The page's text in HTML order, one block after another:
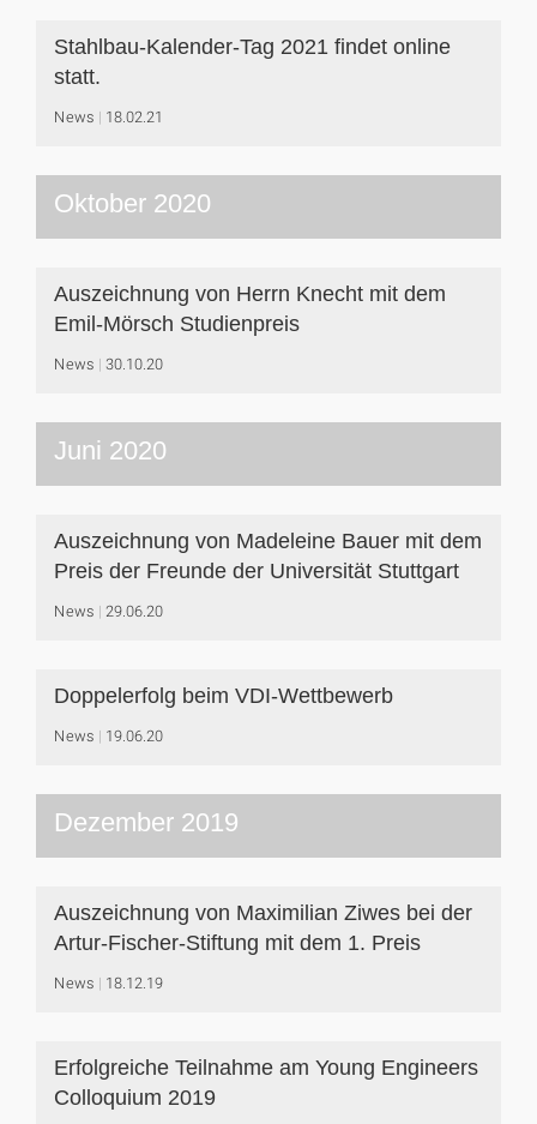
Stahlbau-Kalender-Tag 2021 findet online
statt.
News 18.02.21
Oktober 2020
Auszeichnung von Herrn Knecht mit dem
Emil-Mörsch Studienpreis
News 30.10.20
Juni 2020
Auszeichnung von Madeleine Bauer mit dem
Preis der Freunde der Universität Stuttgart
News 29.06.20
Doppelerfolg beim VDI-Wettbewerb
News 19.06.20
Dezember 2019
Auszeichnung von Maximilian Ziwes bei der
Artur-Fischer-Stiftung mit dem 1. Preis
News 18.12.19
Erfolgreiche Teilnahme am Young Engineers
Colloquium 2019